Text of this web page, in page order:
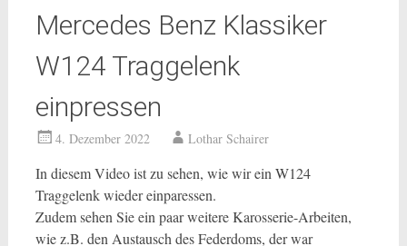
Mercedes Benz Klassiker
W124 Traggelenk
einpressen
4. Dezember 2022 Lothar Schairer
In diesem Video ist zu sehen, wie wir ein W124
Traggelenk wieder einparessen.
Zudem sehen Sie ein paar weitere Karosserie-Arbeiten,
wie z.B. den Austausch des Federdoms, der war